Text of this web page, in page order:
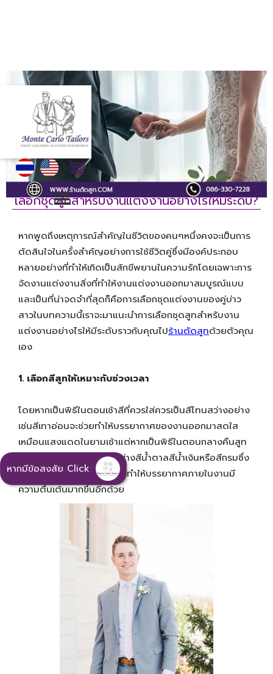
หากมีข้อสงสัย Click
เลือกชุดสูทสำหรับงานแต่งงานอย่างไรให้มีระดับ?
หากพูดถึงเหตุการณ์สำคัญในชีวิตของคนๆหนึ่งคงจะเป็นการ
ตัดสินใจในครั้งสำคัญอย่างการใช้ชีวิตคู่ซึ่งมีองค์ประกอบ
หลายอย่างที่ทำให้เกิดเป็นสักขีพยานในความรักโดยเฉพาะการ
จัดงานแต่งงานสิ่งที่ทำให้งานแต่งงานออกมาสมบูรณ์แบบ
และเป็นที่น่าจดจำที่สุดก็คือการเลือกชุดแต่งงานของคู่บ่าว
สาวในบทความนี้เราจะมาแนะนำการเลือกชุดสูทสำหรับงาน
แต่งงานอย่างไรให้มีระดับราวกับคุณไปร้านตัดสูทด้วยตัวคุณ
เอง
1. เลือกสีสูทให้เหมาะกับช่วงเวลา
โดยหากเป็นพิธีในตอนเช้าสีที่ควรใส่ควรเป็นสีโทนสว่างอย่าง
เช่นสีเทาอ่อนจะช่วยทำให้บรรยากาศของงานออกมาสดใส
เหมือนแสงแดดในยามเช้าแต่หากเป็นพิธีในตอนกลางคืนสูท
ของเจ้าบ่าวควรเป็นสีเข้มอย่างสีน้ำตาลสีน้ำเงินหรือสีกรมซึ่ง
จะทำให้เจ้าบ่าวดูโดดเด่นและทำให้บรรยากาศภายในงานมี
ความตื่นเต้นมากขึ่นอีกด้วย